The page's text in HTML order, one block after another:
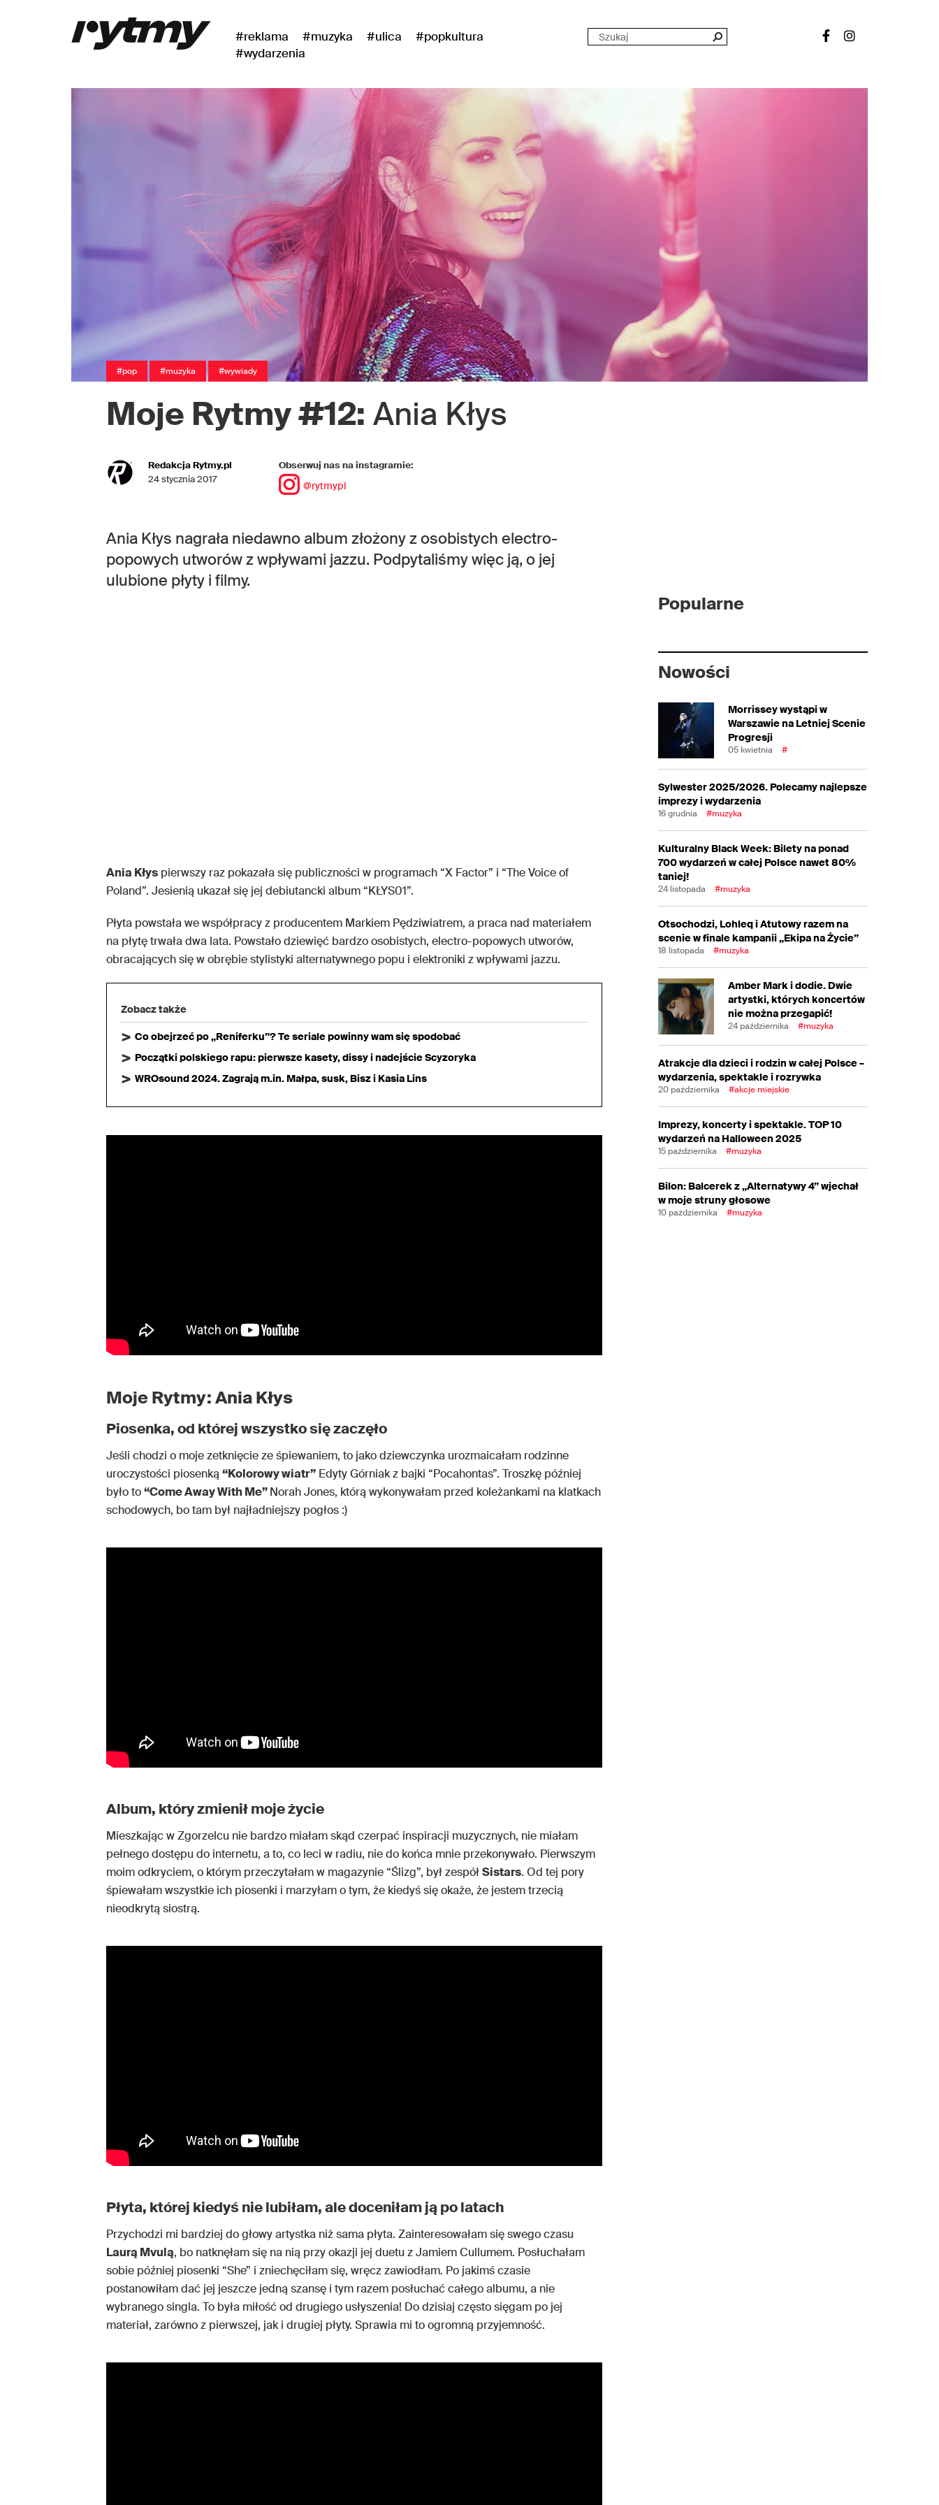
#reklama #muzyka #ulica
#popkultura
#wydarzenia
#pop #muzyka #wywiady
Moje Rytmy #12: Ania Kłys
Redakcja Rytmy.pl
24 stycznia 2017
Obserwuj nas na instagramie:
@rytmypl
Ania Kłys nagrała niedawno album złożony z osobistych electro-
popowych utworów z wpływami jazzu. Podpytaliśmy więc ją, o jej
ulubione płyty i filmy.
Ania Kłys pierwszy raz pokazała się publiczności w programach “X Factor” i “The Voice of
Poland”. Jesienią ukazał się jej debiutancki album “KŁYS01”.
Płyta powstała we współpracy z producentem Markiem Pędziwiatrem, a praca nad materiałem
na płytę trwała dwa lata. Powstało dziewięć bardzo osobistych, electro-popowych utworów,
obracających się w obrębie stylistyki alternatywnego popu i elektroniki z wpływami jazzu.
Zobacz także
Co obejrzeć po „Reniferku”? Te seriale powinny wam się spodobać
Początki polskiego rapu: pierwsze kasety, dissy i nadejście Scyzoryka
WROsound 2024. Zagrają m.in. Małpa, susk, Bisz i Kasia Lins
Moje Rytmy: Ania Kłys
Piosenka, od której wszystko się zaczęło
Jeśli chodzi o moje zetknięcie ze śpiewaniem, to jako dziewczynka urozmaicałam rodzinne
uroczystości piosenką“Kolorowy wiatr” Edyty Górniak z bajki “Pocahontas”. Troszkę później
było to“Come Away With Me”Norah Jones, którą wykonywałam przed koleżankami na klatkach
schodowych, bo tam był najładniejszy pogłos :)
Album, który zmienił moje życie
Mieszkając w Zgorzelcu nie bardzo miałam skąd czerpać inspiracji muzycznych, nie miałam
pełnego dostępu do internetu, a to, co leci w radiu, nie do końca mnie przekonywało. Pierwszym
moim odkryciem, o którym przeczytałam w magazynie “Ślizg”, był zespółSistars. Od tej pory
śpiewałam wszystkie ich piosenki i marzyłam o tym, że kiedyś się okaże, że jestem trzecią
nieodkrytą siostrą.
Płyta, której kiedyś nie lubiłam, ale doceniłam ją po latach
Przychodzi mi bardziej do głowy artystka niż sama płyta. Zainteresowałam się swego czasu
Laurą Mvulą, bo natknęłam się na nią przy okazji jej duetu z Jamiem Cullumem. Posłuchałam
sobie później piosenki “She” i zniechęciłam się, wręcz zawiodłam. Po jakimś czasie
postanowiłam dać jej jeszcze jedną szansę i tym razem posłuchać całego albumu, a nie
wybranego singla. To była miłość od drugiego usłyszenia! Do dzisiaj często sięgam po jej
materiał, zarówno z pierwszej, jak i drugiej płyty. Sprawia mi to ogromną przyjemność.
Popularne
Nowości
Morrissey wystąpi w
Warszawie na Letniej Scenie
Progresji
05 kwietnia #
Sylwester 2025/2026. Polecamy najlepsze
imprezy i wydarzenia
16 grudnia #muzyka
Kulturalny Black Week: Bilety na ponad
700 wydarzeń w całej Polsce nawet 80%
taniej!
24 listopada #muzyka
Otsochodzi, Lohleq i Atutowy razem na
scenie w finale kampanii „Ekipa na Życie”
18 listopada #muzyka
Amber Mark i dodie. Dwie
artystki, których koncertów
nie można przegapić!
24 października #muzyka
Atrakcje dla dzieci i rodzin w całej Polsce –
wydarzenia, spektakle i rozrywka
20 października #akcje miejskie
Imprezy, koncerty i spektakle. TOP 10
wydarzeń na Halloween 2025
15 października #muzyka
Bilon: Balcerek z „Alternatywy 4” wjechał
w moje struny głosowe
10 października #muzyka